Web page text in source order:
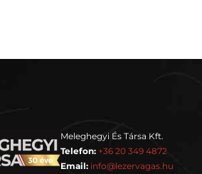
Meleghegyi És Társa Kft.
Telefon: +36 20 349 4872
Email: info@lezervagas.hu